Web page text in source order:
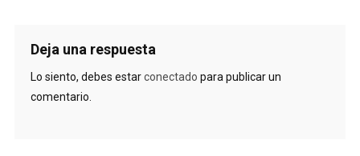
Deja una respuesta
Lo siento, debes estarconectado para publicar un
comentario.